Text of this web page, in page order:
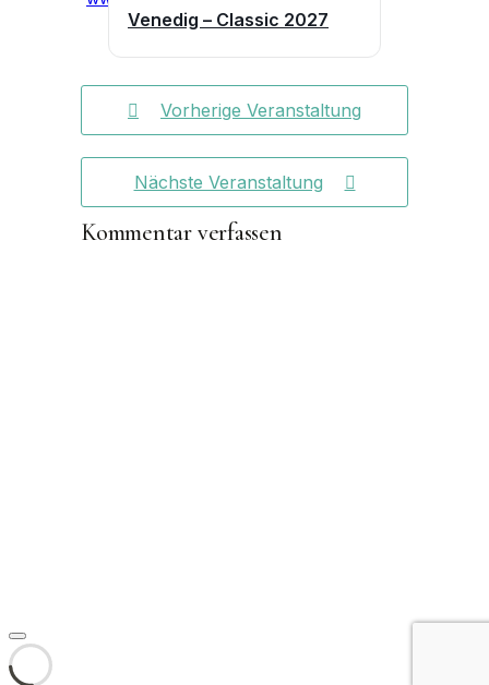
Venedig – Classic 2027
Vorherige Veranstaltung
Nächste Veranstaltung
Kommentar verfassen